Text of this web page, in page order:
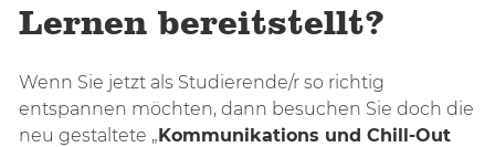
Lernen bereitstellt?
Wenn Sie jetzt als Studierende/r so richtig
entspannen möchten, dann besuchen Sie doch die
neu gestaltete „Kommunikations und Chill-Out